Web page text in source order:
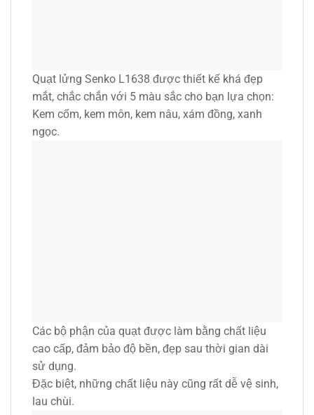
Quạt lửng Senko L1638 được thiết kế khá đẹp
mắt, chắc chắn với 5 màu sắc cho bạn lựa chọn:
Kem cốm, kem môn, kem nâu, xám đồng, xanh
ngọc.
Các bộ phận của quạt được làm bằng chất liệu
cao cấp, đảm bảo độ bền, đẹp sau thời gian dài
sử dụng.
Đặc biệt, những chất liệu này cũng rất dễ vệ sinh,
lau chùi.